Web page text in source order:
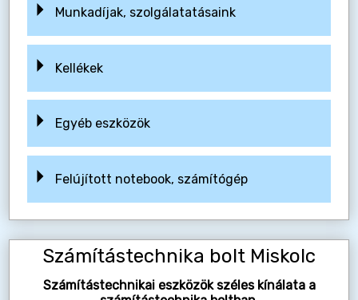
Munkadíjak, szolgálatatásaink
Kellékek
Egyéb eszközök
Felújított notebook, számítógép
Számítástechnika bolt Miskolc
Számítástechnikai eszközök széles kínálata a